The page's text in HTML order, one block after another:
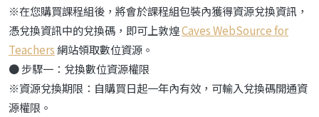
※在您購買課程組後，將會於課程組包裝內獲得資源兌換資訊，
憑兌換資訊中的兌換碼，即可上敦煌Caves WebSource for
Teachers 網站領取數位資源。
● 步驟一：兌換數位資源權限
※資源兌換期限：自購買日起一年內有效，可輸入兌換碼開通資
源權限。